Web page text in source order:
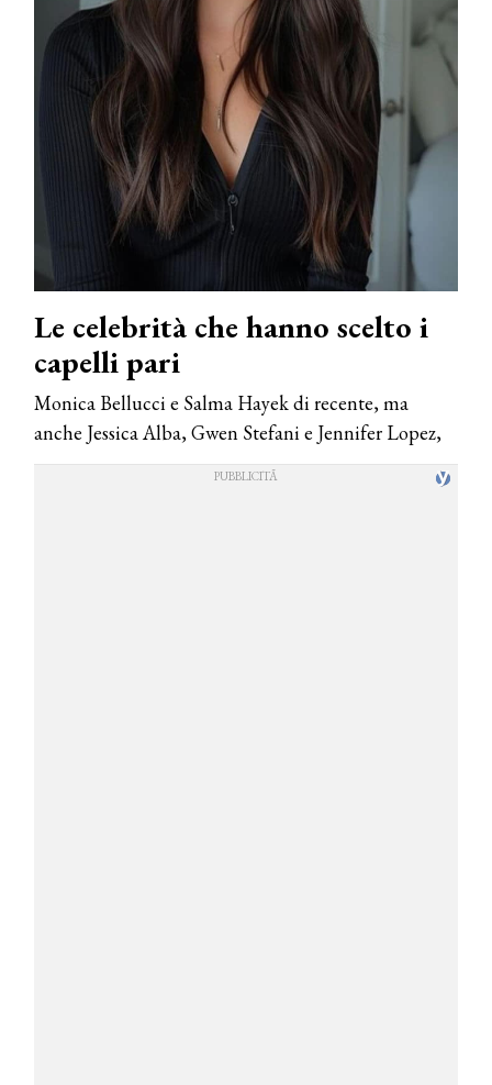
Le celebrità che hanno scelto i
capelli pari
Monica Bellucci e Salma Hayek di recente, ma
anche Jessica Alba, Gwen Stefani e Jennifer Lopez,